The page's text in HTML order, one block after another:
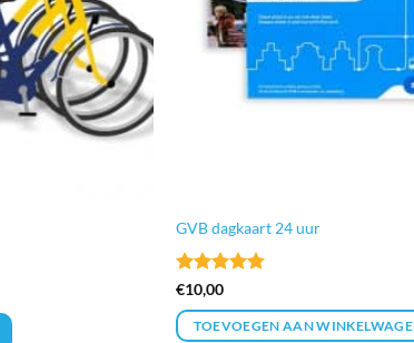
GVB dagkaart 24 uur
Gewaardeerd
€10,00
TOEVOEGEN AAN